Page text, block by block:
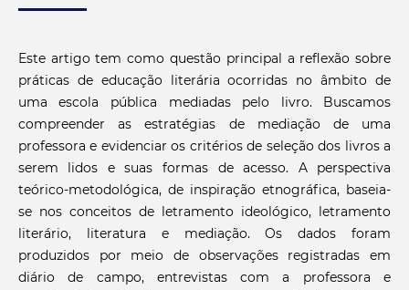
Este artigo tem como questão principal a reflexão sobre
práticas de educação literária ocorridas no âmbito de
uma escola pública mediadas pelo livro. Buscamos
compreender as estratégias de mediação de uma
professora e evidenciar os critérios de seleção dos livros a
serem lidos e suas formas de acesso. A perspectiva
teórico-metodológica, de inspiração etnográfica, baseia-
se nos conceitos de letramento ideológico, letramento
literário, literatura e mediação. Os dados foram
produzidos por meio de observações registradas em
diário de campo, entrevistas com a professora e